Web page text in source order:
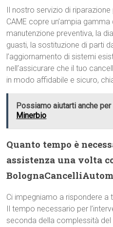
Il nostro servizio di
CAME copre un’ampia
manutenzione preventiva, la
guasti, la sostituzione di parti
l’aggiornamento di sistemi
nell’assicurare che il tuo
in modo affidabile e sicuro,
Possiamo aiutarti anche per
Minerbio
Quanto tempo è
assistenza una volta
Ci impegniamo a rispondere a
Il tempo necessario per
seconda della complessità